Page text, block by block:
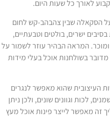
לאורך כל שעות היום.
הסקאלה שבין צהבהב-קש לחום
ישרים, בולטים וטבעתיים,
המראה הבהיר עוזר לשמור על
בשולחנות אוכל בעלי מידות
העיצובית שהוא מאפשר לנגרים
לכות וגוונים שונים, ולכן ניתן
מאפשר לייצר פינות אוכל מעץ